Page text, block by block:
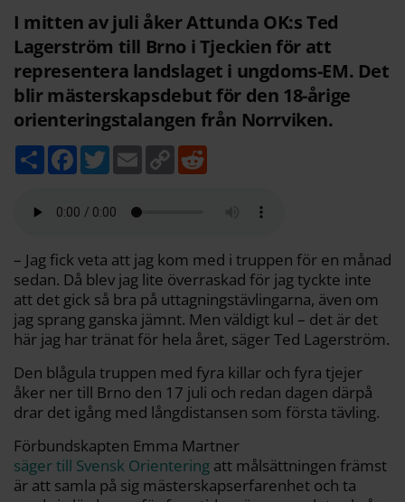
I mitten av juli åker Attunda OK:s Ted
Lagerström till Brno i Tjeckien för att
representera landslaget i ungdoms-EM. Det
blir mästerskapsdebut för den 18-årige
orienteringstalangen från Norrviken.
D
e
F
c
b
k
T
w
t
E
m
a
C
o
p
k
– Jag fick veta att jag kom med i truppen för en månad
sedan. Då blev jag lite överraskad för jag tyckte inte
att det gick så bra på uttagningstävlingarna, även om
jag sprang ganska jämnt. Men väldigt kul – det är det
här jag har tränat för hela året, säger Ted Lagerström.
Den blågula truppen med fyra killar och fyra tjejer
åker ner till Brno den 17 juli och redan dagen därpå
drar det igång med långdistansen som första tävling.
Förbundskapten Emma Martner
säger till Svensk Orientering att målsättningen främst
är att samla på sig mästerskapserfarenhet och ta